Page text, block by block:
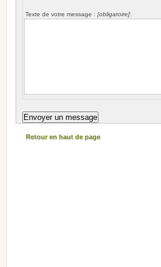
Texte de votre message : [obligatoire]:
Retour en haut de page